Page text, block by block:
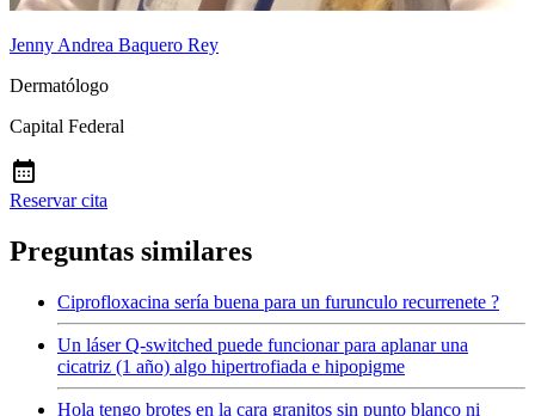
Jenny Andrea Baquero Rey
Dermatólogo
Capital Federal
Reservar cita
Preguntas similares
Ciprofloxacina sería buena para un furunculo recurrenete ?
Un láser Q-switched puede funcionar para aplanar una
cicatriz (1 año) algo hipertrofiada e hipopigme
Hola tengo brotes en la cara granitos sin punto blanco ni